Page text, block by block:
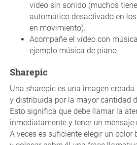
video sin sonido (muchos
automático desactivado en
en movimiento).
Acompañe el vídeo con
ejemplo música de piano.
Sharepic
Una sharepic es una imagen
y distribuida por la mayor cantidad
Esto significa que debe llamar la
inmediatamente y tener un
A veces es suficiente elegir un